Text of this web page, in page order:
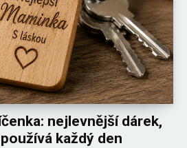
nejlevnější dárek,
každý den